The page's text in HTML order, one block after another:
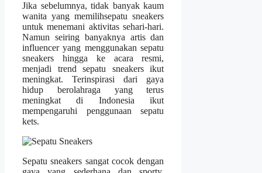
Jika sebelumnya, tidak banyak kaum
wanita yang memilihsepatu sneakers
untuk menemani aktivitas sehari-hari.
Namun seiring banyaknya artis dan
influencer yang menggunakan sepatu
sneakers hingga ke acara resmi,
menjadi trend sepatu sneakers ikut
meningkat. Terinspirasi dari gaya
hidup berolahraga yang terus
meningkat di Indonesia ikut
mempengaruhi penggunaan sepatu
kets.
Sepatu sneakers sangat cocok dengan